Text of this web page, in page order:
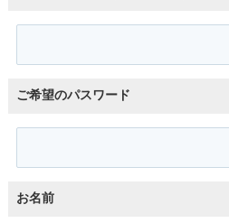
ご希望のパスワード
お名前